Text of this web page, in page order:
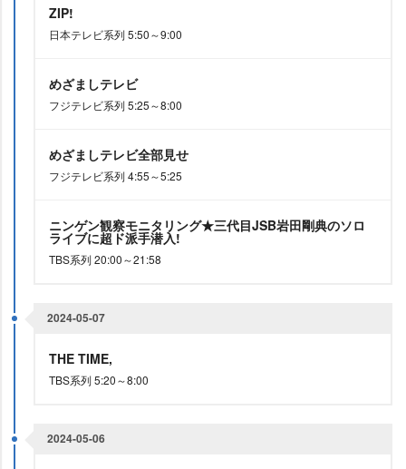
ZIP!
日本テレビ系列 5:50～9:00
めざましテレビ
フジテレビ系列 5:25～8:00
めざましテレビ全部見せ
フジテレビ系列 4:55～5:25
ニンゲン観察モニタリング★三代目JSB岩田剛典のソロ
ライブに超ド派手潜入!
TBS系列 20:00～21:58
2024-05-07
THE TIME,
TBS系列 5:20～8:00
2024-05-06